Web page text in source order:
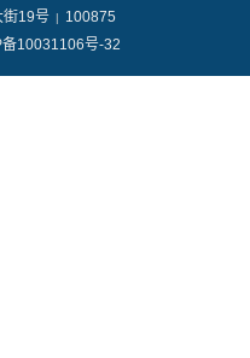
街19号 |
100875
10031106号-32